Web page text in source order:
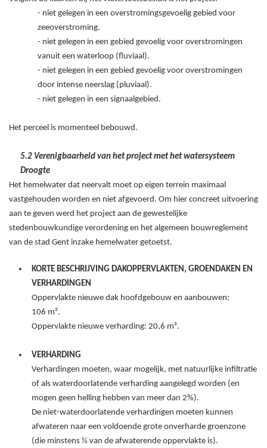
- niet gelegen in een overstromingsgevoelig gebied voor
zeeoverstroming.
- niet gelegen in een gebied gevoelig voor overstromingen
vanuit een waterloop (fluviaal).
- niet gelegen in een gebied gevoelig voor overstromingen
door intense neerslag (pluviaal).
- niet gelegen in een signaalgebied.
Het perceel is momenteel bebouwd.
5.2 Verenigbaarheid van het project met het watersysteem
Droogte
Het hemelwater dat neervalt moet op eigen terrein maximaal
vastgehouden worden en niet afgevoerd. Om hier concreet uitvoering
aan te geven werd het project aan de gewestelijke
stedenbouwkundige verordening en het algemeen bouwreglement
van de stad Gent inzake hemelwater getoetst.
KORTE BESCHRIJVING DAKOPPERVLAKTEN, GROENDAKEN EN
VERHARDINGEN
Oppervlakte nieuwe dak hoofdgebouw en aanbouwen:
106 m².
Oppervlakte nieuwe verharding: 20,6 m².
VERHARDING
Verhardingen moeten, waar mogelijk, met natuurlijke infiltratie
of als waterdoorlatende verharding aangelegd worden (en
mogen geen helling hebben van meer dan 2%).
De niet-waterdoorlatende verhardingen moeten kunnen
afwateren naar een voldoende grote onverharde groenzone
(die minstens ¼ van de afwaterende oppervlakte is).